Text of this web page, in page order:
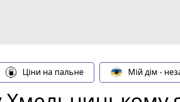
Ціни на пальне Мій дім -